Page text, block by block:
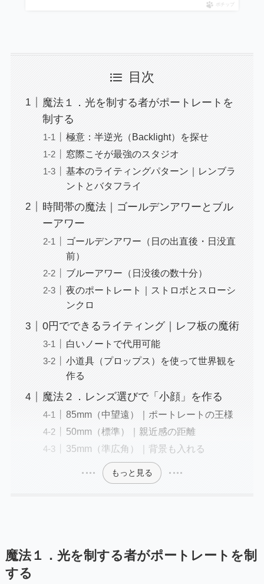
ポチップ
目次
魔法１．光を制する者がポートレートを
制する
極意：半逆光（Backlight）を探せ
窓際こそが最強のスタジオ
基本のライティングパターン｜レンブラ
ントとバタフライ
時間帯の魔法｜ゴールデンアワーとブル
ーアワー
ゴールデンアワー（日の出直後・日没直
前）
ブルーアワー（日没後の数十分）
夜のポートレート｜ストロボとスローシ
ンクロ
0円でできるライティング｜レフ板の魔術
白いノートで代用可能
小道具（プロップス）を使って世界観を
作る
魔法２．レンズ選びで「小顔」を作る
85mm（中望遠）｜ポートレートの王様
50mm（標準）｜親近感の距離
35mm（準広角）｜背景も入れる
もっと見る
魔法１．光を制する者がポートレートを制
する